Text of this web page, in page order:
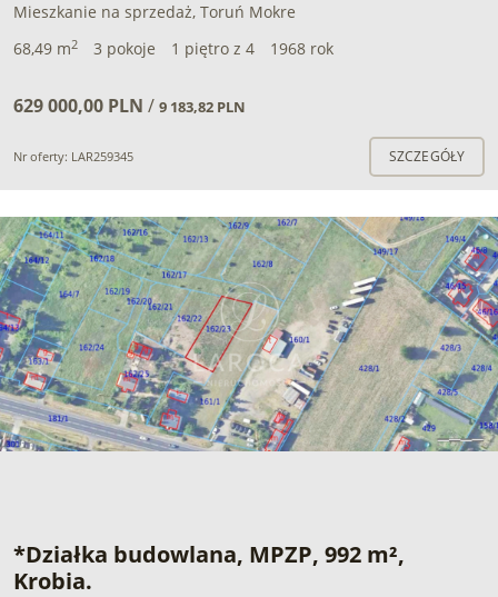
Mieszkanie na sprzedaż, Toruń Mokre
68,49 m2 3 pokoje 1 piętro z 4 1968 rok
629 000,00 PLN / 9 183,82 PLN
Nr oferty: LAR259345 SZCZEGÓŁY
*Działka budowlana, MPZP, 992 m²,
Krobia.